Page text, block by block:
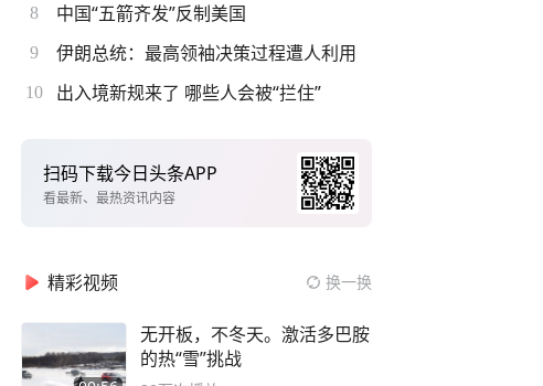
8 中国“五箭齐发”反制美国
9 伊朗总统：最高领袖决策过程遭人利用
10 出入境新规来了 哪些人会被“拦住”
扫码下载今日头条APP
看最新、最热资讯内容
精彩视频 换一换
无开板，不冬天。激活多巴胺
的热“雪”挑战